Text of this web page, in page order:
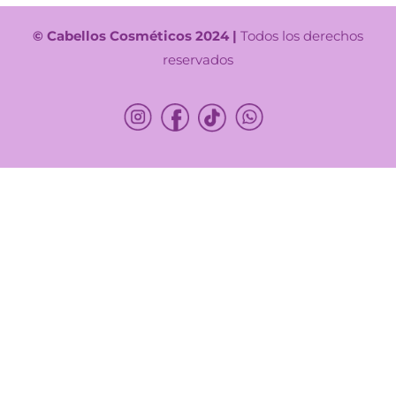
© Cabellos Cosméticos 2024 | Todos los derechos
reservados